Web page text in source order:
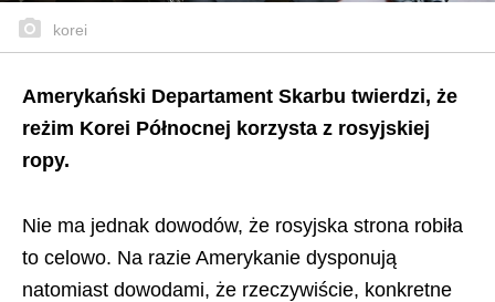
korei
Amerykański Departament Skarbu twierdzi, że
reżim Korei Północnej korzysta z rosyjskiej
ropy.
Nie ma jednak dowodów, że rosyjska strona robiła
to celowo. Na razie Amerykanie dysponują
natomiast dowodami, że rzeczywiście, konkretne